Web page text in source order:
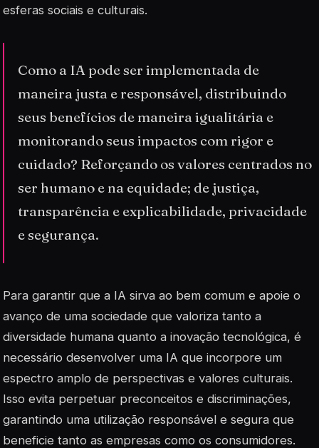
esferas sociais e culturais.
Como a IA pode ser implementada de
maneira justa e responsável, distribuindo
seus benefícios de maneira igualitária e
monitorando seus impactos com rigor e
cuidado? Reforçando os valores centrados no
ser humano e na equidade; de justiça,
transparência e explicabilidade, privacidade
e segurança.
Para garantir que a IA sirva ao bem comum e apoie o
avanço de uma sociedade que valoriza tanto a
diversidade humana quanto a inovação tecnológica, é
necessário desenvolver uma IA que incorpore um
espectro amplo de perspectivas e valores culturais.
Isso evita perpetuar preconceitos e discriminações,
garantindo uma utilização responsável e segura que
beneficie tanto as empresas como os consumidores.